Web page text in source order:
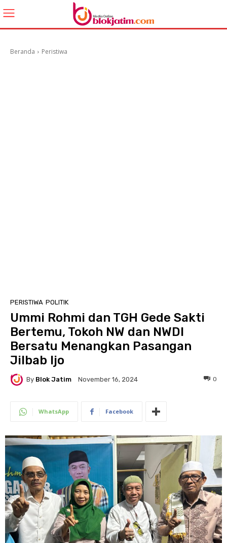
Beranda Peristiwa
PERISTIWA POLITIK
Ummi Rohmi dan TGH Gede Sakti
Bertemu, Tokoh NW dan NWDI
Bersatu Menangkan Pasangan
Jilbab Ijo
By Blok Jatim November 16, 2024 0
WhatsApp Facebook